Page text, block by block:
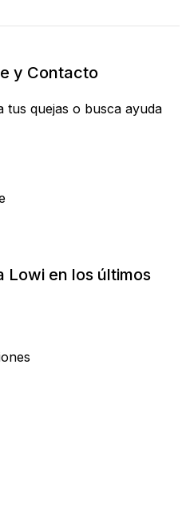
y Contacto
tus quejas o busca ayuda
Lowi en los últimos